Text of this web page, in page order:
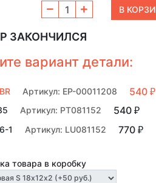
ЗАКОНЧИЛСЯ
вариант детали:
Артикул: EP-00011208 540₽
Артикул: PT081152 540₽
1
Артикул: LU081152 770₽
товара в коробку